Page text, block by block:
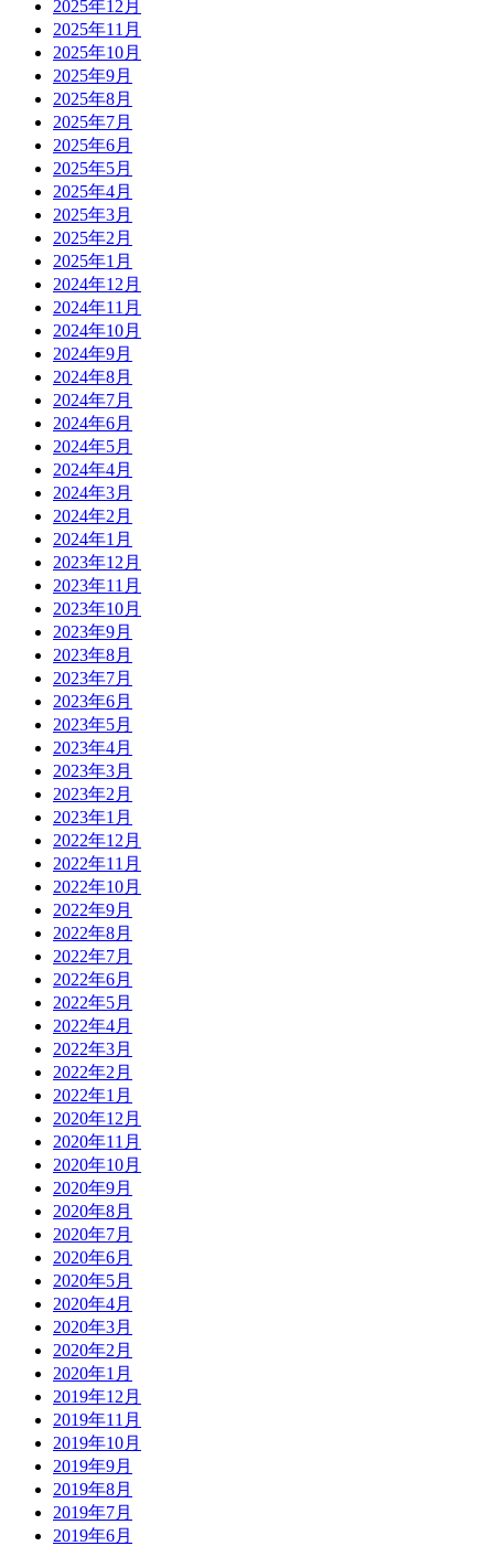
2025年12月
2025年11月
2025年10月
2025年9月
2025年8月
2025年7月
2025年6月
2025年5月
2025年4月
2025年3月
2025年2月
2025年1月
2024年12月
2024年11月
2024年10月
2024年9月
2024年8月
2024年7月
2024年6月
2024年5月
2024年4月
2024年3月
2024年2月
2024年1月
2023年12月
2023年11月
2023年10月
2023年9月
2023年8月
2023年7月
2023年6月
2023年5月
2023年4月
2023年3月
2023年2月
2023年1月
2022年12月
2022年11月
2022年10月
2022年9月
2022年8月
2022年7月
2022年6月
2022年5月
2022年4月
2022年3月
2022年2月
2022年1月
2020年12月
2020年11月
2020年10月
2020年9月
2020年8月
2020年7月
2020年6月
2020年5月
2020年4月
2020年3月
2020年2月
2020年1月
2019年12月
2019年11月
2019年10月
2019年9月
2019年8月
2019年7月
2019年6月